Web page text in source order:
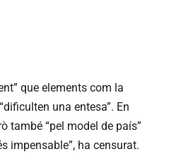
que elements com la
una entesa”. En
també “pel model de país”
impensable”, ha censurat.